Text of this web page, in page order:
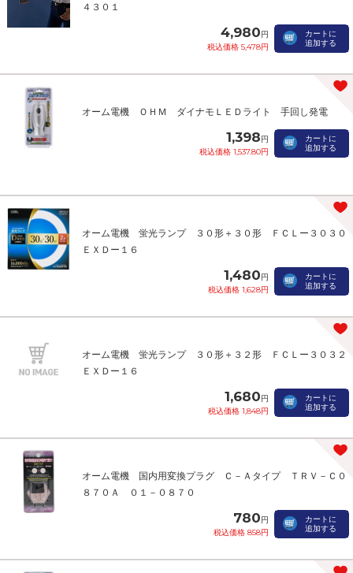
４３０１
4,980円
税込価格 5,478円
カートに
追加する
オーム電機 ＯＨＭ ダイナモＬＥＤライト 手回し発電
1,398円
税込価格 1,537.80円
カートに
追加する
オーム電機 蛍光ランプ ３０形＋３０形 ＦＣＬー３０３０
ＥＸＤー１６
1,480円
税込価格 1,628円
カートに
追加する
オーム電機 蛍光ランプ ３０形＋３２形 ＦＣＬー３０３２
ＥＸＤー１６
1,680円
税込価格 1,848円
カートに
追加する
オーム電機 国内用変換プラグ Ｃ－Ａタイプ ＴＲＶ－Ｃ０
８７０Ａ ０１－０８７０
780円
税込価格 858円
カートに
追加する